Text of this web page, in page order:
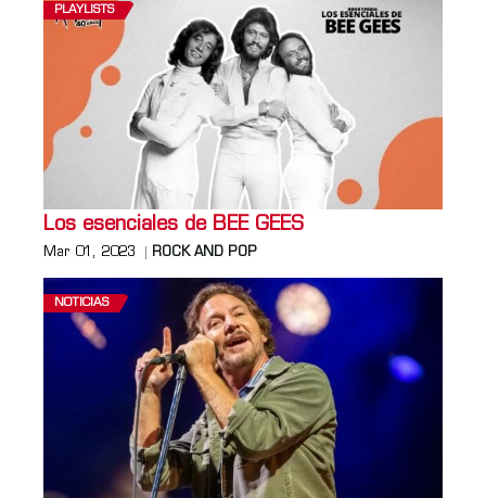
PLAYLISTS
Los esenciales de BEE GEES
Mar 01, 2023 ROCK AND POP
NOTICIAS